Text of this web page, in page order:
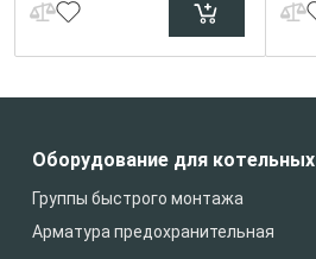
Оборудование для котельных
Группы быстрого монтажа
Арматура предохранительная